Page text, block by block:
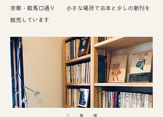
京都・鞍馬口通り 小さな場所で古本と少しの新刊を
販売しています